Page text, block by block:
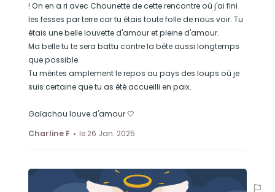
! On en a ri avec Chounette de cette rencontre où j'ai fini
les fesses par terre car tu étais toute folle de nous voir. Tu
étais une belle louvette d'amour et pleine d'amour.
Ma belle tu te sera battu contre la bête aussi longtemps
que possible.
Tu mérites amplement le repos au pays des loups où je
suis certaine que tu as été accueilli en paix.
Gaïachou louve d'amour 🤍
Charline F
le 26 Jan. 2025